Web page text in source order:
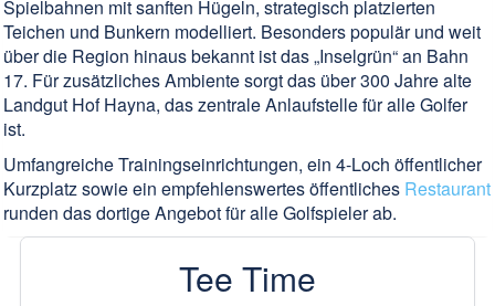
Spielbahnen mit sanften Hügeln, strategisch platzierten
Teichen und Bunkern modelliert. Besonders populär und weit
über die Region hinaus bekannt ist das „Inselgrün“ an Bahn
17. Für zusätzliches Ambiente sorgt das über 300 Jahre alte
Landgut Hof Hayna, das zentrale Anlaufstelle für alle Golfer
ist.
Umfangreiche Trainingseinrichtungen, ein 4-Loch öffentlicher
Kurzplatz sowie ein empfehlenswertes öffentliches Restaurant
runden das dortige Angebot für alle Golfspieler ab.
Tee Time